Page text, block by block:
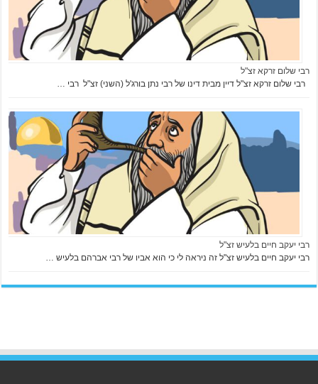
רבי שלום זרקא זצ"ל
רבי שלום זרקא זצ"ל דיין מבית דינו של רבי נתן בורג'ל (השני) זצ"ל רבי …
רבי יעקב חיים בלעיש זצ"ל
רבי יעקב חיים בלעיש זצ"ל זה ניראה לי כי הוא אביו של רבי אברהם בלעיש …